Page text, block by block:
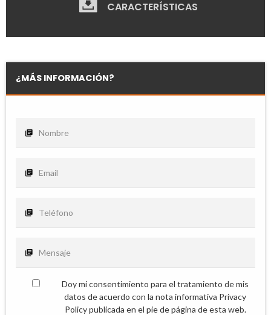
CARACTERÍSTICAS
¿MÁS INFORMACIÓN?
Doy mi consentimiento para el tratamiento de mis
datos de acuerdo con la nota informativa Privacy
Policy publicada en el pie de página de esta web.